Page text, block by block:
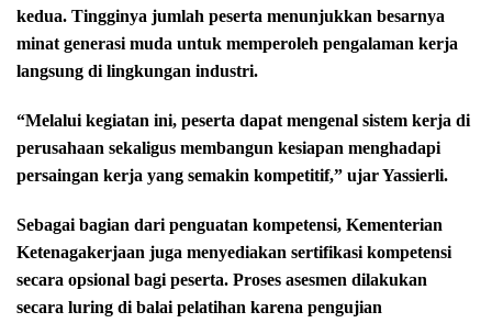
kedua. Tingginya jumlah peserta menunjukkan besarnya
minat generasi muda untuk memperoleh pengalaman kerja
langsung di lingkungan industri.
“Melalui kegiatan ini, peserta dapat mengenal sistem kerja di
perusahaan sekaligus membangun kesiapan menghadapi
persaingan kerja yang semakin kompetitif,” ujar Yassierli.
Sebagai bagian dari penguatan kompetensi, Kementerian
Ketenagakerjaan juga menyediakan sertifikasi kompetensi
secara opsional bagi peserta. Proses asesmen dilakukan
secara luring di balai pelatihan karena pengujian